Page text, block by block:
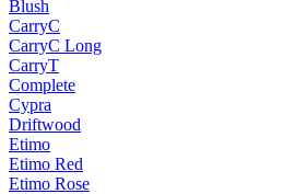
Blush
CarryC
CarryC Long
CarryT
Complete
Cypra
Driftwood
Etimo
Etimo Red
Etimo Rose